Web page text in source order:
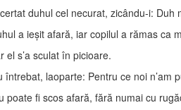
duhul cel necurat, zicându-i:
a ieşit afară, iar copilul a rămas ca
s’a sculat în picioare.
laoparte: Pentru ce noi n’am
poate fi scos afară, fără numai cu